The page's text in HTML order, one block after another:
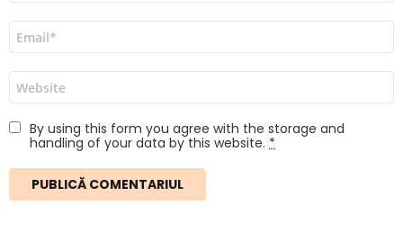
web
By using this form you agree with the storage and
handling of your data by this website. *